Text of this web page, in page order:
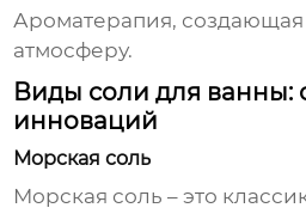
Ароматерапия,
атмосферу.
Виды соли для ванны:
инноваций
Морская соль
Морская соль – это